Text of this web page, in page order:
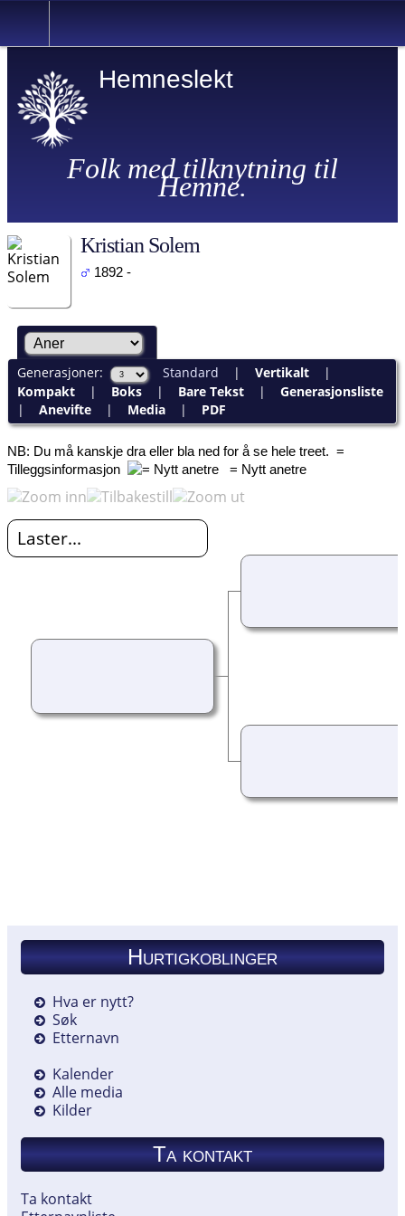
Hemneslekt
Folk med tilknytning til
Hemne.
Kristian Solem
1892 -
Generasjoner: Standard | Vertikalt|
Kompakt| Boks| Bare Tekst| Generasjonsliste
| Anevifte| Media| PDF
NB: Du må kanskje dra eller bla ned for å se hele treet. =
Tilleggsinformasjon
= Nytt anetre
Laster...
Hurtigkoblinger
Hva er nytt?
Søk
Etternavn
Kalender
Alle media
Kilder
Ta kontakt
Ta kontakt